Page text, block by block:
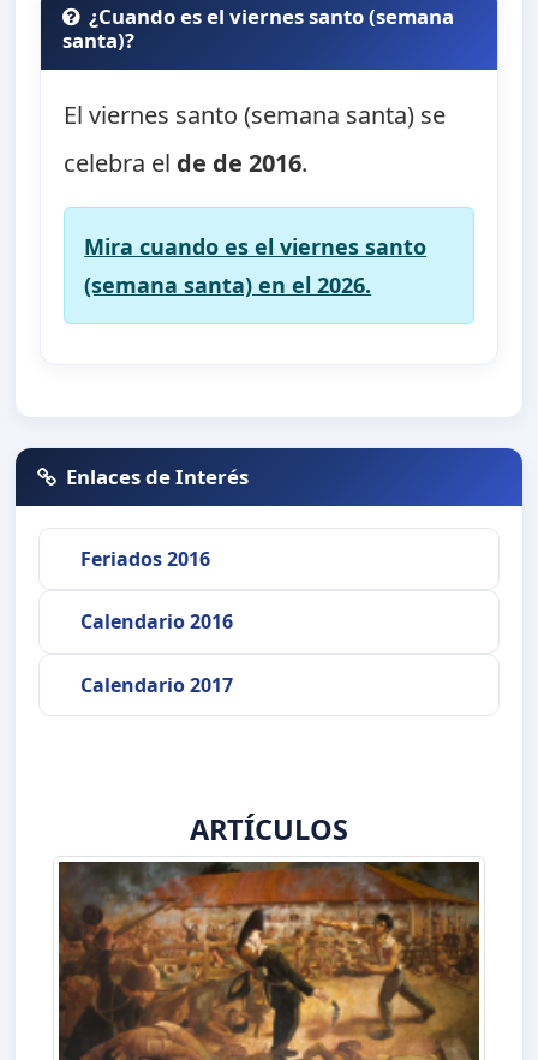
¿Cuando es el viernes santo (semana
santa)?
El viernes santo (semana santa) se
celebra el de de 2016.
Mira cuando es el viernes santo
(semana santa) en el 2026.
Enlaces de Interés
Feriados 2016
Calendario 2016
Calendario 2017
ARTÍCULOS